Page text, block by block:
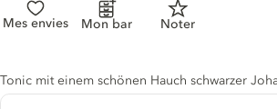
Mes envies Mon bar Noter
Tonic description
Tonic mit einem schönen Hauch schwarzer